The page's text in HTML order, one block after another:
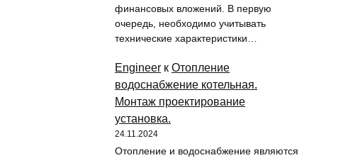
финансовых вложений. В первую
очередь, необходимо учитывать
технические характеристики…
Engineer к Отопление
водоснабжение котельная.
Монтаж проектирование
установка.
24.11.2024
Отопление и водоснабжение являются